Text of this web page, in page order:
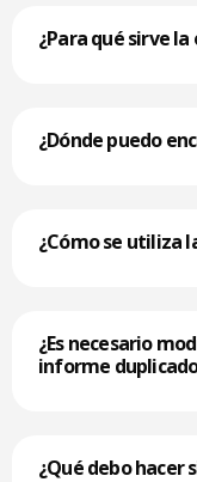
¿Para qué sirve
¿Dónde puedo
¿Cómo se utiliza
¿Es necesario
informe
¿Qué debo hacer